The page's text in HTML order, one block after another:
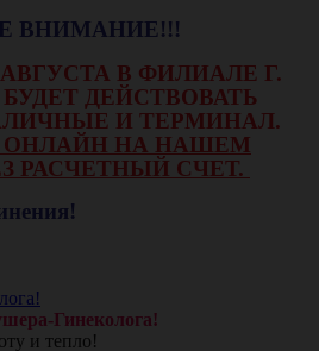
ВНИМАНИЕ!!!
В ФИЛИАЛЕ Г.
ДЕЙСТВОВАТЬ
И ТЕРМИНАЛ.
ОНЛАЙН НА НАШЕМ
РАСЧЕТНЫЙ СЧЕТ.
Гинеколога!
и тепло!